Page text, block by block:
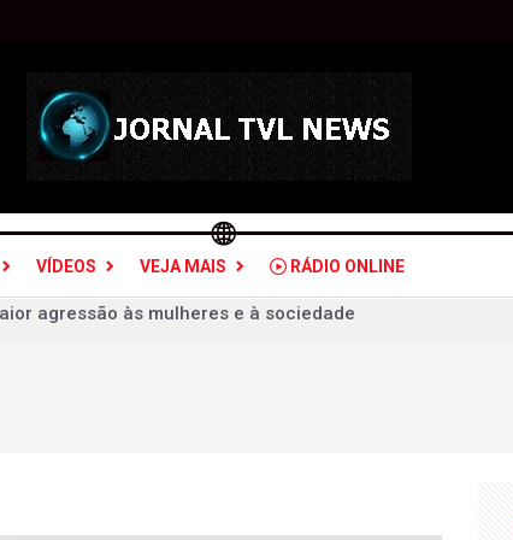
VÍDEOS VEJA MAIS RÁDIO ONLINE
sobre crimes de violência doméstica
para decidir sobre inquérito por estupro contra vice de